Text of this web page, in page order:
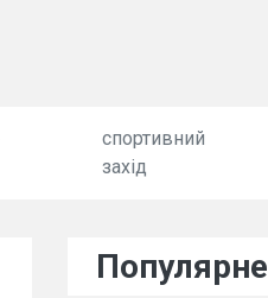
спортивний
захід
Популярне